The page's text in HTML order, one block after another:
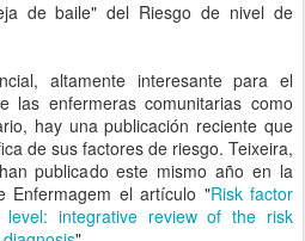
de baile" del Riesgo de nivel de
altamente interesante para el
las enfermeras comunitarias como
hay una publicación reciente que
de sus factores de riesgo. Teixeira,
publicado este mismo año en la
Enfermagem el artículo "Risk factor
integrative review of the risk